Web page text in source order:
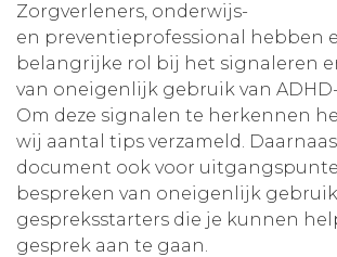
Zorgverleners, onderwijs-
en preventieprofessional hebben
belangrijke rol bij het signaleren
van oneigenlijk gebruik van
Om deze signalen te herkennen
wij aantal tips verzameld.
document ook voor
bespreken van oneigenlijk gebruik
gespreksstarters die je kunnen
gesprek aan te gaan.